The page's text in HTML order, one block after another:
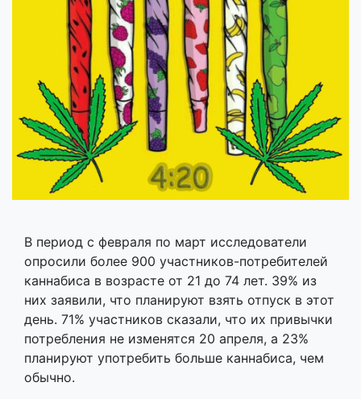
В период с февраля по март исследователи
опросили более 900 участников-потребителей
каннабиса в возрасте от 21 до 74 лет. 39% из
них заявили, что планируют взять отпуск в этот
день. 71% участников сказали, что их привычки
потребления не изменятся 20 апреля, а 23%
планируют употребить больше каннабиса, чем
обычно.